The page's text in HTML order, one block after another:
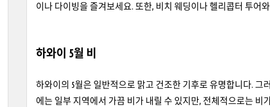
이나 다이빙을 즐겨보세요. 또한, 비치 웨딩이나 헬리콥터 투어
하와이 5월 비
하와이의 5월은 일반적으로 맑고 건조한 기후로 유명합니다.
에는 일부 지역에서 가끔 비가 내릴 수 있지만, 전체적으로는